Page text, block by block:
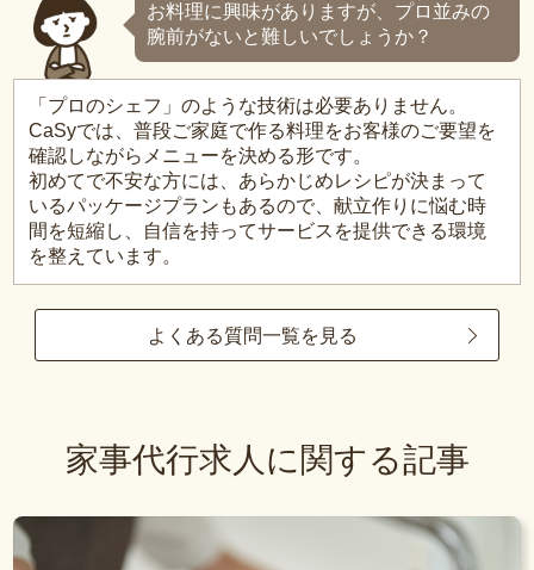
お料理に興味がありますが、プロ並みの
腕前がないと難しいでしょうか？
「プロのシェフ」のような技術は必要ありません。
CaSyでは、普段ご家庭で作る料理をお客様のご要望を
確認しながらメニューを決める形です。
初めてで不安な方には、あらかじめレシピが決まって
いるパッケージプランもあるので、献立作りに悩む時
間を短縮し、自信を持ってサービスを提供できる環境
を整えています。
よくある質問一覧を見る
家事代行求人に関する記事